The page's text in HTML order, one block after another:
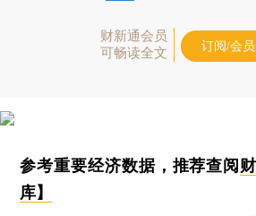
财新通会员
可畅读全文
订阅/会
参考重要经济数据，推荐查阅
库】